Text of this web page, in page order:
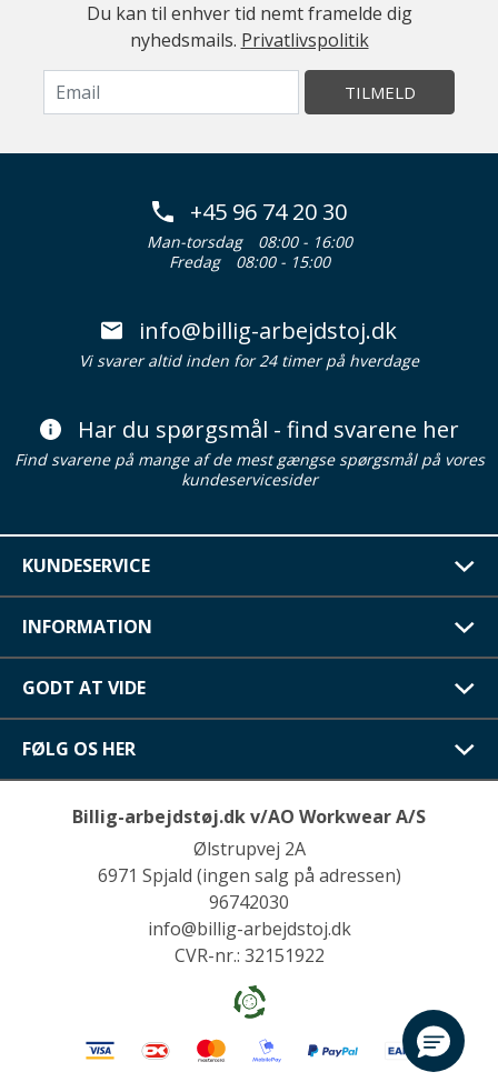
Du kan til enhver tid nemt framelde dig
nyhedsmails. Privatlivspolitik
TILMELD
+45 96 74 20 30
Man-torsdag
08:00 - 16:00
Fredag
08:00 - 15:00
info@billig-arbejdstoj.dk
Vi svarer altid inden for 24 timer på hverdage
Har du spørgsmål - find svarene her
Find svarene på mange af de mest gængse spørgsmål på vores
kundeservicesider
KUNDESERVICE
INFORMATION
GODT AT VIDE
FØLG OS HER
Billig-arbejdstøj.dk v/AO Workwear A/S
Ølstrupvej 2A
6971 Spjald (ingen salg på adressen)
96742030
info@billig-arbejdstoj.dk
CVR-nr.: 32151922